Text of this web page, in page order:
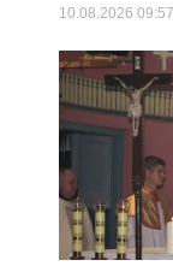
10.08.202609:57